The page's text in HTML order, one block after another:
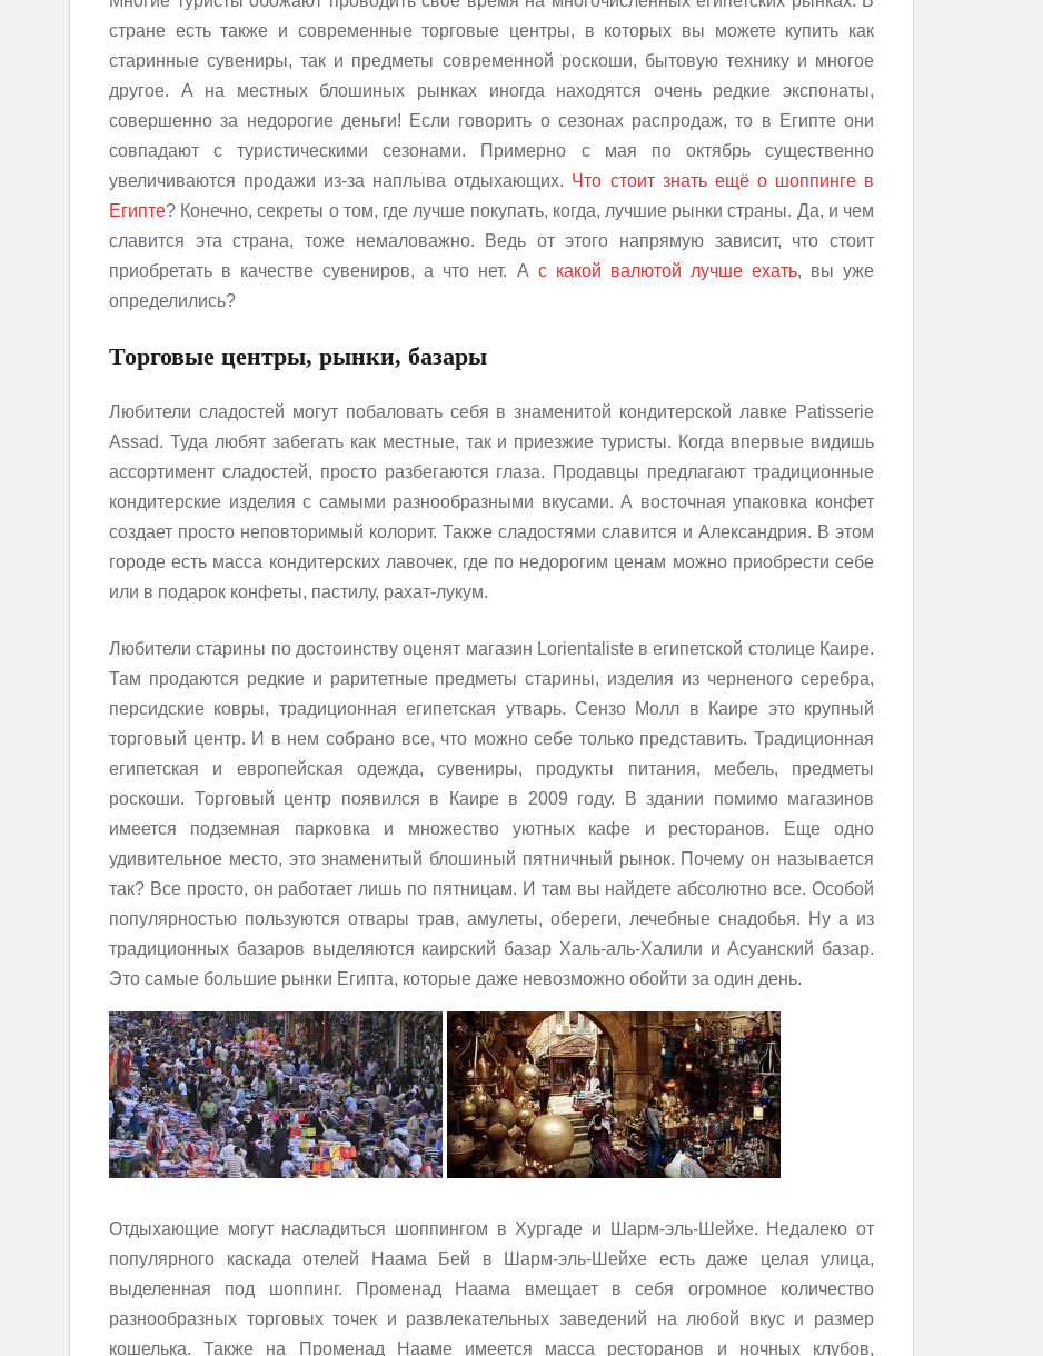
стране есть также и современные торговые центры, в которых вы можете купить как
старинные сувениры, так и предметы современной роскоши, бытовую технику и многое
другое. А на местных блошиных рынках иногда находятся очень редкие экспонаты,
совершенно за недорогие деньги! Если говорить о сезонах распродаж, то в Египте они
совпадают с туристическими сезонами. Примерно с мая по октябрь существенно
увеличиваются продажи из-за наплыва отдыхающих. Что стоит знать ещё о шоппинге в
Египте? Конечно, секреты о том, где лучше покупать, когда, лучшие рынки страны. Да, и чем
славится эта страна, тоже немаловажно. Ведь от этого напрямую зависит, что стоит
приобретать в качестве сувениров, а что нет. А с какой валютой лучше ехать, вы уже
определились?
Торговые центры, рынки, базары
Любители сладостей могут побаловать себя в знаменитой кондитерской лавке Patisserie
Assad. Туда любят забегать как местные, так и приезжие туристы. Когда впервые видишь
ассортимент сладостей, просто разбегаются глаза. Продавцы предлагают традиционные
кондитерские изделия с самыми разнообразными вкусами. А восточная упаковка конфет
создает просто неповторимый колорит. Также сладостями славится и Александрия. В этом
городе есть масса кондитерских лавочек, где по недорогим ценам можно приобрести себе
или в подарок конфеты, пастилу, рахат-лукум.
Любители старины по достоинству оценят магазин Lorientaliste в египетской столице Каире.
Там продаются редкие и раритетные предметы старины, изделия из черненого серебра,
персидские ковры, традиционная египетская утварь. Сензо Молл в Каире это крупный
торговый центр. И в нем собрано все, что можно себе только представить. Традиционная
египетская и европейская одежда, сувениры, продукты питания, мебель, предметы
роскоши. Торговый центр появился в Каире в 2009 году. В здании помимо магазинов
имеется подземная парковка и множество уютных кафе и ресторанов. Еще одно
удивительное место, это знаменитый блошиный пятничный рынок. Почему он называется
так? Все просто, он работает лишь по пятницам. И там вы найдете абсолютно все. Особой
популярностью пользуются отвары трав, амулеты, обереги, лечебные снадобья. Ну а из
традиционных базаров выделяются каирский базар Халь-аль-Халили и Асуанский базар.
Это самые большие рынки Египта, которые даже невозможно обойти за один день.
Отдыхающие могут насладиться шоппингом в Хургаде и Шарм-эль-Шейхе. Недалеко от
популярного каскада отелей Наама Бей в Шарм-эль-Шейхе есть даже целая улица,
выделенная под шоппинг. Променад Наама вмещает в себя огромное количество
разнообразных торговых точек и развлекательных заведений на любой вкус и размер
кошелька. Также на Променад Нааме имеется масса ресторанов и ночных клубов,